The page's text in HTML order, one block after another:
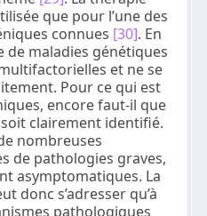
que pour l’une des
connues [30]. En
maladies génétiques
et ne se
Pour ce qui est
encore faut-il que
clairement identifié.
nombreuses
de pathologies graves,
asymptomatiques. La
donc s’adresser qu’à
pathologiques